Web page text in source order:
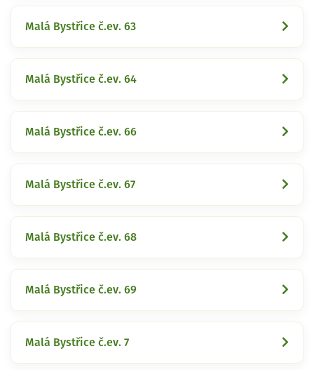
Malá Bystřice č.ev. 63
Malá Bystřice č.ev. 64
Malá Bystřice č.ev. 66
Malá Bystřice č.ev. 67
Malá Bystřice č.ev. 68
Malá Bystřice č.ev. 69
Malá Bystřice č.ev. 7